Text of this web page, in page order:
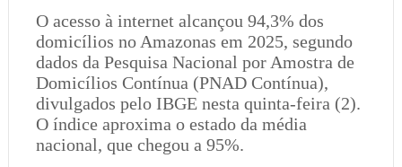
O acesso à internet alcançou 94,3% dos
domicílios no Amazonas em 2025, segundo
dados da Pesquisa Nacional por Amostra de
Domicílios Contínua (PNAD Contínua),
divulgados pelo IBGE nesta quinta-feira (2).
O índice aproxima o estado da média
nacional, que chegou a 95%.